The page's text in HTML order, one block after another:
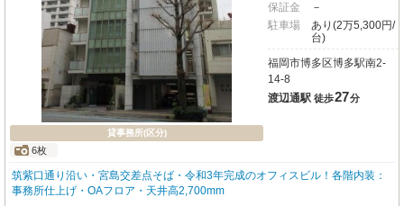
貸事務所(区分)
6枚
保証金
－
駐車場
あり(2万5,300円/
台)
福岡市博多区博多駅南2-
14-8
渡辺通駅 徒歩27分
筑紫口通り沿い・宮島交差点そば・令和3年完成のオフィスビル！各階内装：
事務所仕上げ・OAフロア・天井高2,700mm